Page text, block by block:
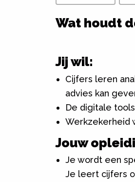
Wat houdt
Jij wil:
Cijfers leren
advies kan
De digitale
Werkzekerheid
Jouw
Je wordt een
Je leert cijfers